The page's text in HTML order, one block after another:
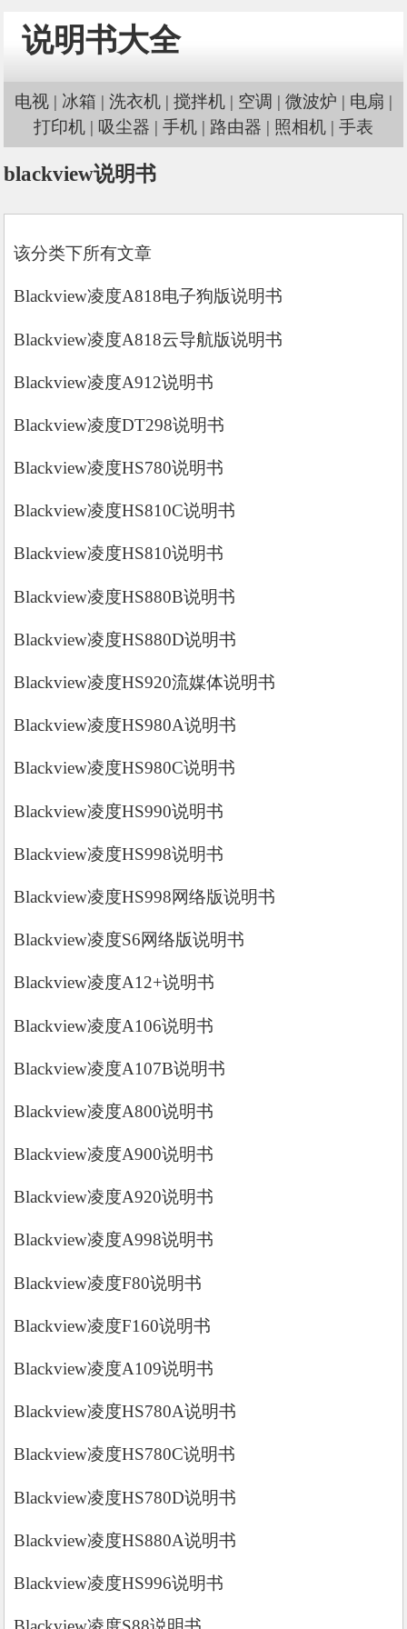
说明书大全
电视 | 冰箱 | 洗衣机 | 搅拌机 | 空调 | 微波炉 | 电扇 |
打印机 | 吸尘器 | 手机 | 路由器 | 照相机 | 手表
blackview说明书
该分类下所有文章
Blackview凌度A818电子狗版说明书
Blackview凌度A818云导航版说明书
Blackview凌度A912说明书
Blackview凌度DT298说明书
Blackview凌度HS780说明书
Blackview凌度HS810C说明书
Blackview凌度HS810说明书
Blackview凌度HS880B说明书
Blackview凌度HS880D说明书
Blackview凌度HS920流媒体说明书
Blackview凌度HS980A说明书
Blackview凌度HS980C说明书
Blackview凌度HS990说明书
Blackview凌度HS998说明书
Blackview凌度HS998网络版说明书
Blackview凌度S6网络版说明书
Blackview凌度A12+说明书
Blackview凌度A106说明书
Blackview凌度A107B说明书
Blackview凌度A800说明书
Blackview凌度A900说明书
Blackview凌度A920说明书
Blackview凌度A998说明书
Blackview凌度F80说明书
Blackview凌度F160说明书
Blackview凌度A109说明书
Blackview凌度HS780A说明书
Blackview凌度HS780C说明书
Blackview凌度HS780D说明书
Blackview凌度HS880A说明书
Blackview凌度HS996说明书